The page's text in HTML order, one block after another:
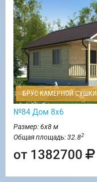
БРУС КАМЕРНОЙ СУШКИ
№84 Дом 8х6
Размер: 6х8 м
Общая площадь: 32.82
от 1382700